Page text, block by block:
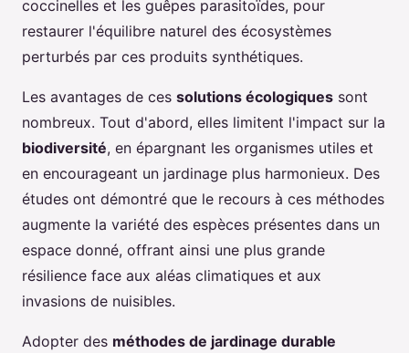
coccinelles et les guêpes parasitoïdes, pour
restaurer l'équilibre naturel des écosystèmes
perturbés par ces produits synthétiques.
Les avantages de ces solutions écologiques sont
nombreux. Tout d'abord, elles limitent l'impact sur la
biodiversité, en épargnant les organismes utiles et
en encourageant un jardinage plus harmonieux. Des
études ont démontré que le recours à ces méthodes
augmente la variété des espèces présentes dans un
espace donné, offrant ainsi une plus grande
résilience face aux aléas climatiques et aux
invasions de nuisibles.
Adopter des méthodes de jardinage durable